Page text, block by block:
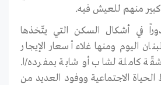
كبير منهم للعيش فيه.
في أشكال السكن التي يتّخذها
اليوم ومنها غلاء أسعار الإيجار
كاملة لشاب أو شابة بمفرده/ا.
الاجتماعية ووفود العديد من